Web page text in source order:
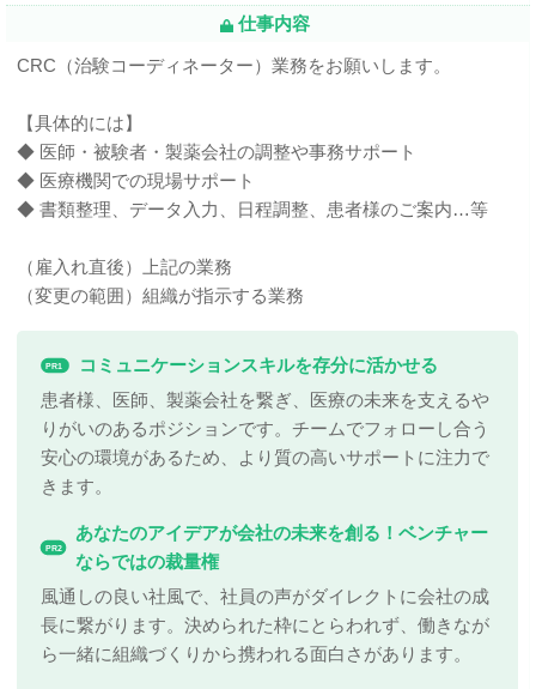
仕事内容
CRC（治験コーディネーター）業務をお願いします。
【具体的には】
◆ 医師・被験者・製薬会社の調整や事務サポート
◆ 医療機関での現場サポート
◆ 書類整理、データ入力、日程調整、患者様のご案内…等
（雇入れ直後）上記の業務
（変更の範囲）組織が指示する業務
PR1
コミュニケーションスキルを存分に活かせる
患者様、医師、製薬会社を繋ぎ、医療の未来を支えるや
りがいのあるポジションです。チームでフォローし合う
安心の環境があるため、より質の高いサポートに注力で
きます。
PR2
あなたのアイデアが会社の未来を創る！ベンチャー
ならではの裁量権
風通しの良い社風で、社員の声がダイレクトに会社の成
長に繋がります。決められた枠にとらわれず、働きなが
ら一緒に組織づくりから携われる面白さがあります。